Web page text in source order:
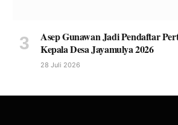
Asep Gunawan Jadi Pendaftar
Kepala Desa Jayamulya 2026
28 Juli 2026